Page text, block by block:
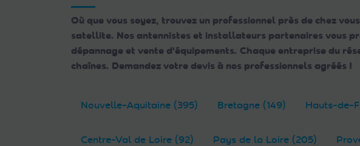
Où que vous soyez, trouvez un professionnel près de chez
satellite. Nos antennistes et installateurs partenaires vous
dépannage et vente d'équipements. Chaque entreprise du
chaînes. Demandez votre devis à nos professionnels agréés !
Nouvelle-Aquitaine (395) Bretagne (149) Hauts-de-
Centre-Val de Loire (92) Pays de la Loire (205)